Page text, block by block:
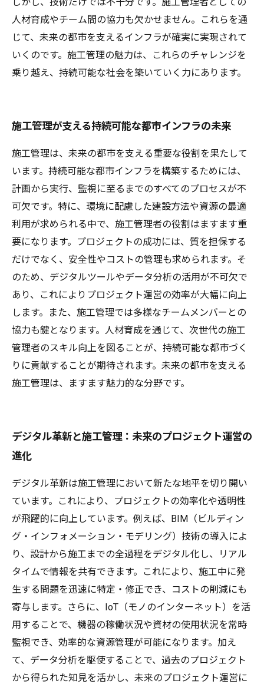
人材育成やチーム間の協力も欠かせません。これらを通
じて、未来の都市を支えるインフラが確実に実現されて
いくのです。施工管理の魅力は、これらのチャレンジを
乗り越え、持続可能な社会を築いていく力にあります。
施工管理が支える持続可能な都市インフラの未来
施工管理は、未来の都市を支える重要な役割を果たして
います。持続可能な都市インフラを構築するためには、
計画から実行、監視に至るまでのすべてのプロセスが不
可欠です。特に、環境に配慮した建設方法や資源の最適
利用が求められる中で、施工管理者の役割はますます重
要になります。プロジェクトの成功には、質を担保する
だけでなく、安全性やコストの管理も求められます。そ
のため、デジタルツールやデータ分析の活用が不可欠で
あり、これによりプロジェクト運営の効率が大幅に向上
します。また、施工管理では多様なチームメンバーとの
協力も鍵となります。人材育成を通じて、次世代の施工
管理者のスキル向上を図ることが、持続可能な都市づく
りに貢献することが期待されます。未来の都市を支える
施工管理は、ますます魅力的な分野です。
デジタル革新と施工管理：未来のプロジェクト運営の
進化
デジタル革新は施工管理において新たな地平を切り開い
ています。これにより、プロジェクトの効率化や透明性
が飛躍的に向上しています。例えば、BIM（ビルディン
グ・インフォメーション・モデリング）技術の導入によ
り、設計から施工までの全過程をデジタル化し、リアル
タイムで情報を共有できます。これにより、施工中に発
生する問題を迅速に特定・修正でき、コストの削減にも
寄与します。さらに、IoT（モノのインターネット）を活
用することで、機器の稼働状況や資材の使用状況を常時
監視でき、効率的な資源管理が可能になります。加え
て、データ分析を駆使することで、過去のプロジェクト
から得られた知見を活かし、未来のプロジェクト運営に